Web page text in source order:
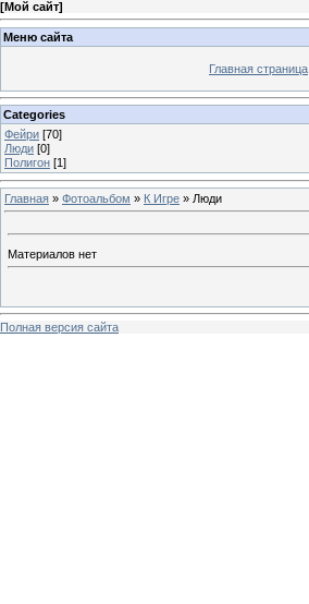
[Мой сайт]
Меню сайта
Главная страница
Categories
Фейри [70]
Люди [0]
Полигон [1]
Главная » Фотоальбом » К Игре » Люди
Материалов нет
Полная версия сайта